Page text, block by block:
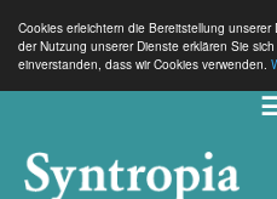
Cookies erleichtern die Bereitstellung unserer
der Nutzung unserer Dienste erklären Sie
einverstanden, dass wir Cookies verwenden.